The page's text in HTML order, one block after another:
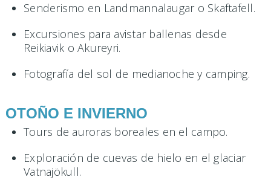
Senderismo en Landmannalaugar o Skaftafell.
Excursiones para avistar ballenas desde
Reikiavik o Akureyri.
Fotografía del sol de medianoche y camping.
OTOÑO E INVIERNO
Tours de auroras boreales en el campo.
Exploración de cuevas de hielo en el glaciar
Vatnajökull.